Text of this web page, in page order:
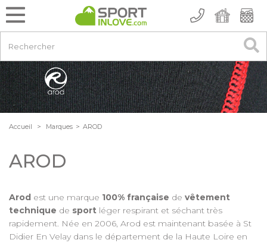
Accueil > Marques > AROD
AROD
Arod est une marque 100% française de vêtement
technique de sport léger respirant et séchant très
rapidement. Née en 2006, Arod est maintenant basée à St
Didier En Velay dans le département de la Haute Loire en